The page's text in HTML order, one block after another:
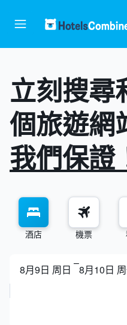
立刻搜尋
個旅遊網
我們保證
酒店 機票
搜尋地點、酒店或 詢問任
8月9日 周日
–
8月10日